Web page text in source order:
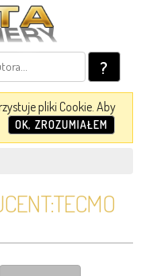
?
pliki Cookie. Aby
OK, ZROZUMIAŁEM